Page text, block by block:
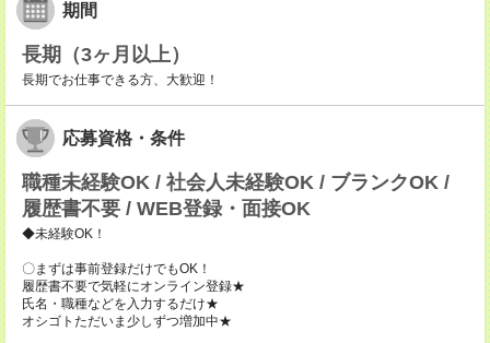
期間
長期（3ヶ月以上）
長期でお仕事できる方、大歓迎！
応募資格・条件
職種未経験OK / 社会人未経験OK / ブランクOK /
履歴書不要 / WEB登録・面接OK
◆未経験OK！
〇まずは事前登録だけでもOK！
履歴書不要で気軽にオンライン登録★
氏名・職種などを入力するだけ★
オシゴトただいま少しずつ増加中★